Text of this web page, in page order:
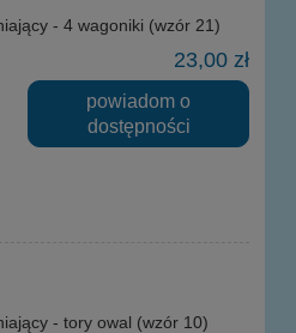
- 4 wagoniki (wzór 21)
23,00 zł
powiadom o
dostępności
- tory owal (wzór 10)